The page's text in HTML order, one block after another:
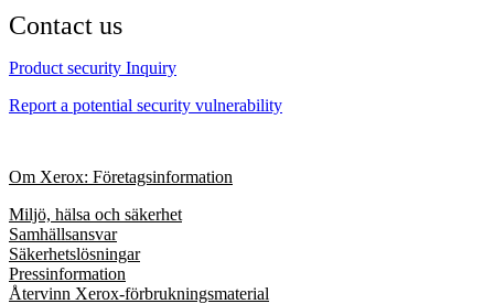
Contact us
Product security Inquiry
Report a potential security vulnerability
Om Xerox: Företagsinformation
Miljö, hälsa och säkerhet
Samhällsansvar
Säkerhetslösningar
Pressinformation
Återvinn Xerox-förbrukningsmaterial